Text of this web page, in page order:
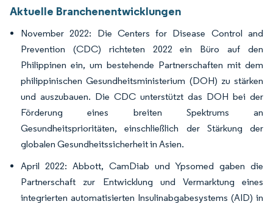
Aktuelle Branchenentwicklungen
November 2022: Die Centers for Disease Control and
Prevention (CDC) richteten 2022 ein Büro auf den
Philippinen ein, um bestehende Partnerschaften mit dem
philippinischen Gesundheitsministerium (DOH) zu stärken
und auszubauen. Die CDC unterstützt das DOH bei der
Förderung eines breiten Spektrums an
Gesundheitsprioritäten, einschließlich der Stärkung der
globalen Gesundheitssicherheit in Asien.
April 2022: Abbott, CamDiab und Ypsomed gaben die
Partnerschaft zur Entwicklung und Vermarktung eines
integrierten automatisierten Insulinabgabesystems (AID) in